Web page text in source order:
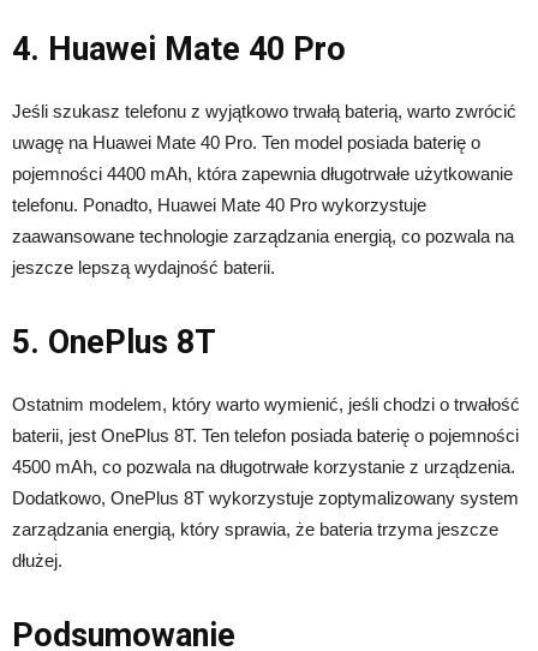
4. Huawei Mate 40 Pro
Jeśli szukasz telefonu z wyjątkowo trwałą baterią, warto zwrócić
uwagę na Huawei Mate 40 Pro. Ten model posiada baterię o
pojemności 4400 mAh, która zapewnia długotrwałe użytkowanie
telefonu. Ponadto, Huawei Mate 40 Pro wykorzystuje
zaawansowane technologie zarządzania energią, co pozwala na
jeszcze lepszą wydajność baterii.
5. OnePlus 8T
Ostatnim modelem, który warto wymienić, jeśli chodzi o trwałość
baterii, jest OnePlus 8T. Ten telefon posiada baterię o pojemności
4500 mAh, co pozwala na długotrwałe korzystanie z urządzenia.
Dodatkowo, OnePlus 8T wykorzystuje zoptymalizowany system
zarządzania energią, który sprawia, że bateria trzyma jeszcze
dłużej.
Podsumowanie